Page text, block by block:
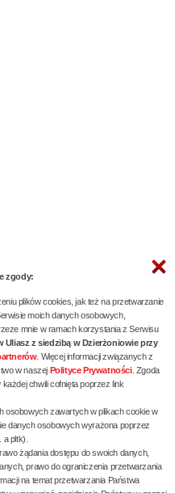
notarialnych -
internetowy i
Personalnych
dietetyka - zwiększ
SEO
/ gastronomii -
lokalu w internecie
zgody:
plików cookies, jak też na przetwarzanie
moich danych osobowych,
mnie w ramach korzystania z Serwisu
Uliasz z siedzibą w Dzierżoniowie przy
. Więcej informacji związanych z
w naszej Polityce Prywatności. Zgoda
chwili cofnięta poprzez link
osobowych zawartych w plikach cookie w
danych osobowych wyrażona poprzez
pltk).
żądania dostępu do swoich danych,
prawo do ograniczenia przetwarzania
na temat przetwarzania Państwa